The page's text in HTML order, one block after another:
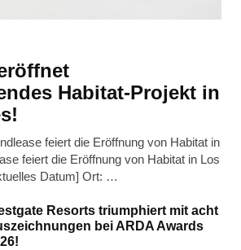
Habitat-Projekt in
feiert die Eröffnung von Habitat in
feiert die Eröffnung von Habitat in Los
Datum] Ort: …
Resorts triumphiert mit acht
bei ARDA Awards